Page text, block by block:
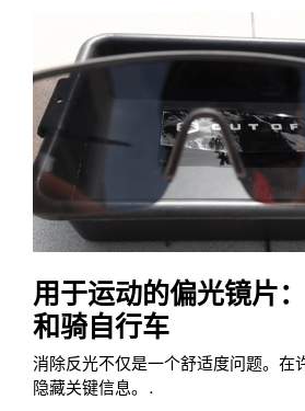
用于运动的偏光镜片
和骑自行车
消除反光不仅是一个舒适度问题。在
隐藏关键信息。.